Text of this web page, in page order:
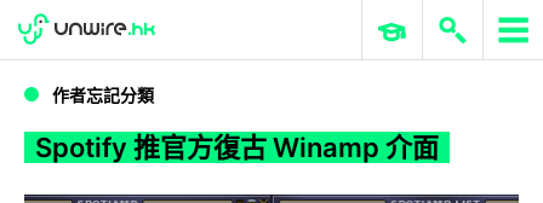
Spotify 推官方復古 Winamp 介面
WWDC 2026 ERP 與商業 AI
作者忘記分類
Spotify 推官方復古 Winamp 介面